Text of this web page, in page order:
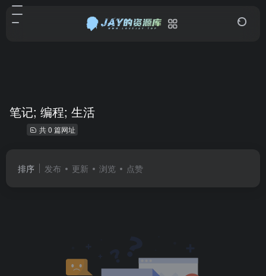
笔记; 编程; 生活
共 0 篇网址
排序 发布 更新 浏览 点赞